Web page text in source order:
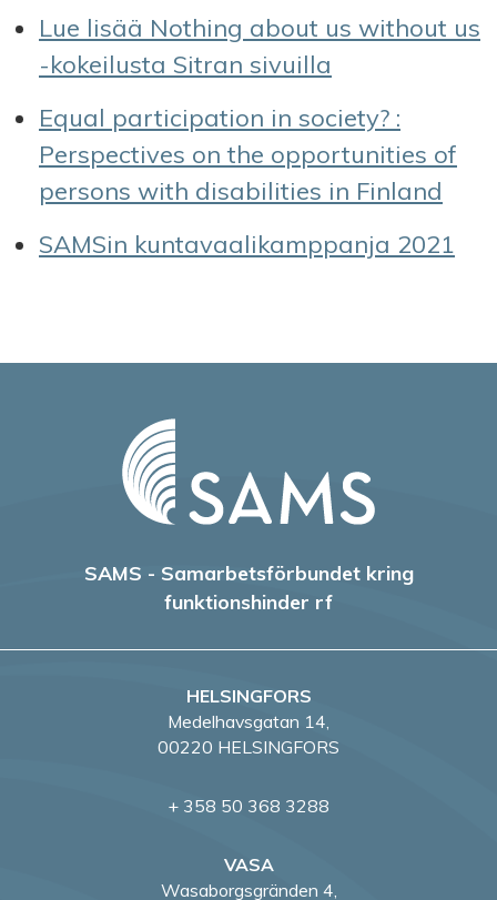
Lue lisää Nothing about us without us
-kokeilusta Sitran sivuilla
Equal participation in society? :
Perspectives on the opportunities of
persons with disabilities in Finland
SAMSin kuntavaalikamppanja 2021
SAMS - Samarbetsförbundet kring
funktionshinder rf
HELSINGFORS
Medelhavsgatan 14,
00220 HELSINGFORS
+ 358 50 368 3288
VASA
Wasaborgsgränden 4,